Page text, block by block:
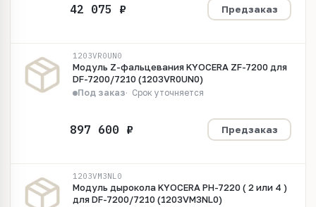
Предзаказ
1203VR0UN0
Модуль Z-фальцевания KYOCERA ZF-7200 для
DF-7200/7210 (1203VR0UN0)
Под заказ Срок уточняется
Предзаказ
1203VM3NL0
Модуль дырокола KYOCERA PH-7220 ( 2 или 4 )
для DF-7200/7210 (1203VM3NL0)